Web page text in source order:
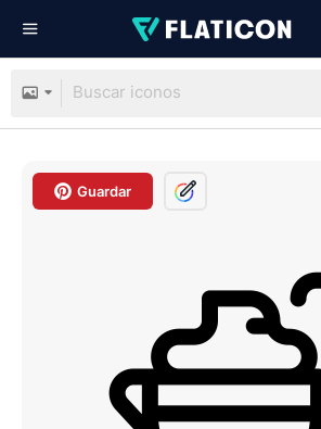
Guardar